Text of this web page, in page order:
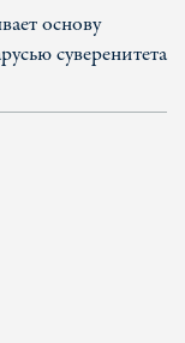
основу
суверенитета